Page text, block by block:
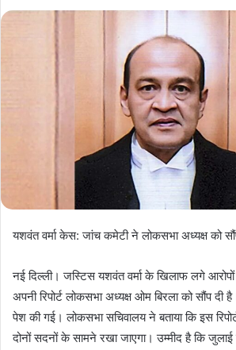
यशवंत वर्मा केस: जांच कमेटी ने लोकसभा अध्यक्ष को
नई दिल्ली। जस्टिस यशवंत वर्मा के खिलाफ लगे
अपनी रिपोर्ट लोकसभा अध्यक्ष ओम बिरला को सौंप दी
पेश की गई। लोकसभा सचिवालय ने बताया कि इस
दोनों सदनों के सामने रखा जाएगा। उम्मीद है कि